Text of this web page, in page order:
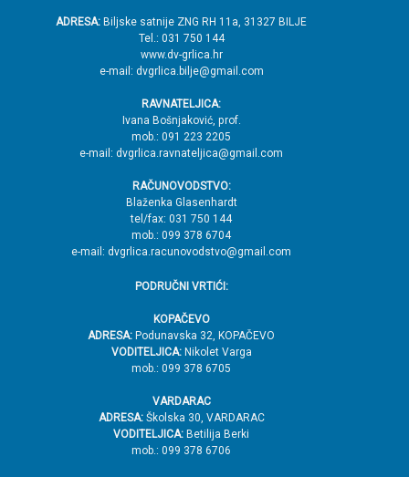
ADRESA: Biljske satnije ZNG RH 11a, 31327 BILJE
Tel.: 031 750 144
www.dv-grlica.hr
e-mail: dvgrlica.bilje@gmail.com
RAVNATELJICA:
Ivana Bošnjaković, prof.
mob.: 091 223 2205
e-mail: dvgrlica.ravnateljica@gmail.com
RAČUNOVODSTVO:
Blaženka Glasenhardt
tel/fax: 031 750 144
mob.: 099 378 6704
e-mail: dvgrlica.racunovodstvo@gmail.com
PODRUČNI VRTIĆI:
KOPAČEVO
ADRESA: Podunavska 32, KOPAČEVO
VODITELJICA:Nikolet Varga
mob.: 099 378 6705
VARDARAC
ADRESA:Školska 30, VARDARAC
VODITELJICA: Betilija Berki
mob.: 099 378 6706